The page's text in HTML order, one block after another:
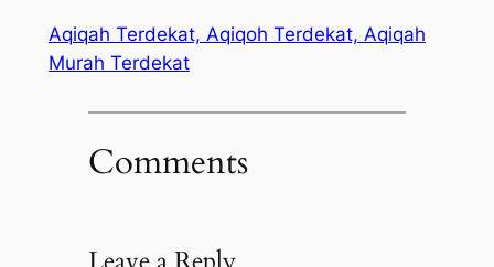
Aqiqah Terdekat, Aqiqoh Terdekat, Aqiqah
Murah Terdekat
Comments